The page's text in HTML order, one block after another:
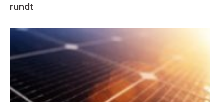
rundt